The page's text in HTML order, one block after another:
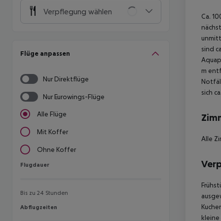
Verpflegung wählen
Flüge anpassen
Nur Direktflüge
Nur Eurowings-Flüge
Alle Flüge
Mit Koffer
Ohne Koffer
Flugdauer
Flugdauer
Bis zu 24 Stunden
Abflugzeiten
Abflugzeiten
Ca.
sind
m
sich
Alle
kleine